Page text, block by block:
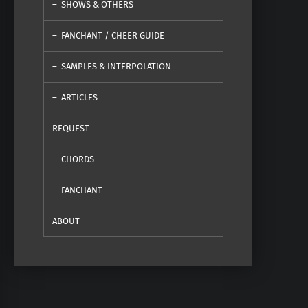
SHOWS & OTHERS
FANCHANT / CHEER GUIDE
SAMPLES & INTERPOLATION
ARTICLES
REQUEST
CHORDS
FANCHANT
ABOUT